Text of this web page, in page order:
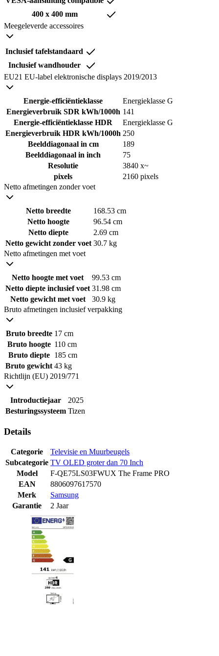
400 x 400 mm
Meegeleverde accessoires
Inclusief tafelstandaard
Inclusief wandhouder
EU21 EU-label elektronische displays 2019/2013
Energie-efficiëntieklasse
Energieklasse G
Energieverbruik SDR kWh/1000h 141
Energie-efficiëntieklasse HDR
Energieklasse G
Energieverbruik HDR kWh/1000h 250
Beelddiagonaal in cm
189
Beelddiagonaal in inch
75
Resolutie
3840 x~
pixels
2160 pixels
Netto afmetingen zonder voet
Netto breedte
168.53 cm
Netto hoogte
96.54 cm
Netto diepte
2.69 cm
Netto gewicht zonder voet 30.7 kg
Netto afmetingen met voet
Netto hoogte met voet
99.53 cm
Netto diepte inclusief voet 31.98 cm
Netto gewicht met voet
30.9 kg
Bruto afmetingen inclusief verpakking
Bruto breedte 17 cm
Bruto hoogte 110 cm
Bruto diepte
185 cm
Bruto gewicht 43 kg
Richtlijn (EU) 2019/771
Introductiejaar
2025
Besturingssysteem Tizen
Details
Categorie
Televisie en Muurbeugels
Subcategorie TV OLED groter dan 70 Inch
Model
F-QE75LS03FWUX The Frame PRO
EAN
8806097617570
Merk
Samsung
Garantie
2 Jaar